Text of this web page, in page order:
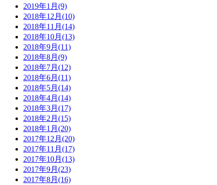
2019年1月(9)
2018年12月(10)
2018年11月(14)
2018年10月(13)
2018年9月(11)
2018年8月(9)
2018年7月(12)
2018年6月(11)
2018年5月(14)
2018年4月(14)
2018年3月(17)
2018年2月(15)
2018年1月(20)
2017年12月(20)
2017年11月(17)
2017年10月(13)
2017年9月(23)
2017年8月(16)